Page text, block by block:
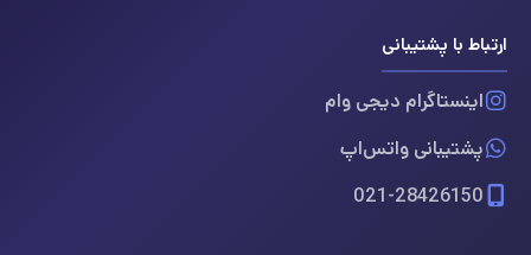
ارتباط با پشتیبانی
اینستاگرام دیجی وام
پشتیبانی واتس‌اپ
021-28426150